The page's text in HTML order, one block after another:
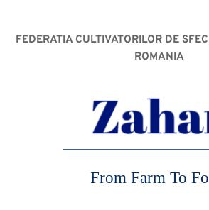
FEDERATIA CULTIVATORILOR DE
ROMANIA
From Farm To